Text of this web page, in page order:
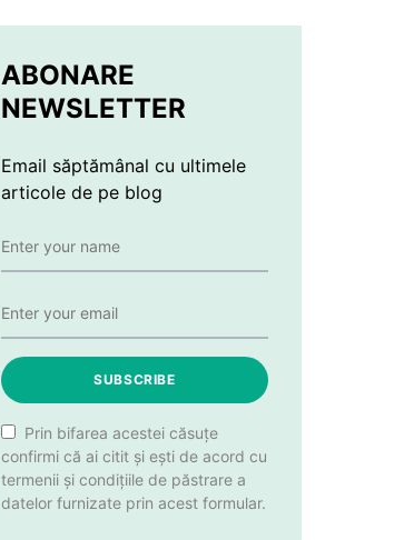
ABONARE
NEWSLETTER
Email săptămânal cu ultimele
articole de pe blog
SUBSCRIBE
Prin bifarea acestei căsuțe
confirmi că ai citit și ești de acord cu
termenii și condițiile de păstrare a
datelor furnizate prin acest formular.